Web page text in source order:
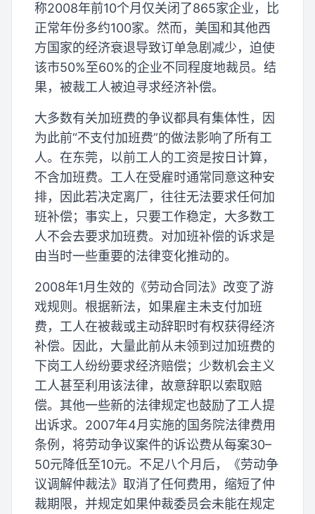
称2008年前10个月仅关闭了865家企业，比
正常年份多约100家。然而，美国和其他西
方国家的经济衰退导致订单急剧减少，迫使
该市50%至60%的企业不同程度地裁员。结
果，被裁工人被迫寻求经济补偿。
大多数有关加班费的争议都具有集体性，因
为此前“不支付加班费”的做法影响了所有工
人。在东莞，以前工人的工资是按日计算，
不含加班费。工人在受雇时通常同意这种安
排，因此若决定离厂，往往无法要求任何加
班补偿；事实上，只要工作稳定，大多数工
人不会去要求加班费。对加班补偿的诉求是
由当时一些重要的法律变化推动的。
2008年1月生效的《劳动合同法》改变了游
戏规则。根据新法，如果雇主未支付加班
费，工人在被裁或主动辞职时有权获得经济
补偿。因此，大量此前从未领到过加班费的
下岗工人纷纷要求经济赔偿；少数机会主义
工人甚至利用该法律，故意辞职以索取赔
偿。其他一些新的法律规定也鼓励了工人提
出诉求。2007年4月实施的国务院法律费用
条例，将劳动争议案件的诉讼费从每案30–
50元降低至10元。不足八个月后，《劳动争
议调解仲裁法》取消了任何费用，缩短了仲
裁期限，并规定如果仲裁委员会未能在规定